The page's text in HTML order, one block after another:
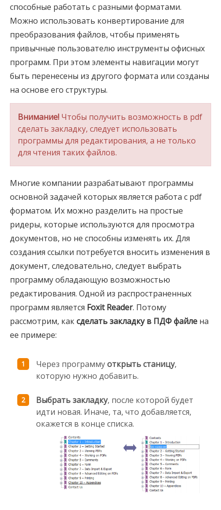
способные работать с разными форматами.
Можно использовать конвертирование для
преобразования файлов, чтобы применять
привычные пользователю инструменты офисных
программ. При этом элементы навигации могут
быть перенесены из другого формата или созданы
на основе его структуры.
Внимание! Чтобы получить возможность в pdf
сделать закладку, следует использовать
программы для редактирования, а не только
для чтения таких файлов.
Многие компании разрабатывают программы
основной задачей которых является работа с pdf
форматом. Их можно разделить на простые
ридеры, которые используются для просмотра
документов, но не способны изменять их. Для
создания ссылки потребуется вносить изменения в
документ, следовательно, следует выбрать
программу обладающую возможностью
редактирования. Одной из распространенных
программ является Foxit Reader. Потому
рассмотрим, каксделать закладку в ПДФ файле на
ее примере:
Через программуоткрыть станицу,
которую нужно добавить.
Выбрать закладку, после которой будет
идти новая. Иначе, та, что добавляется,
окажется в конце списка.